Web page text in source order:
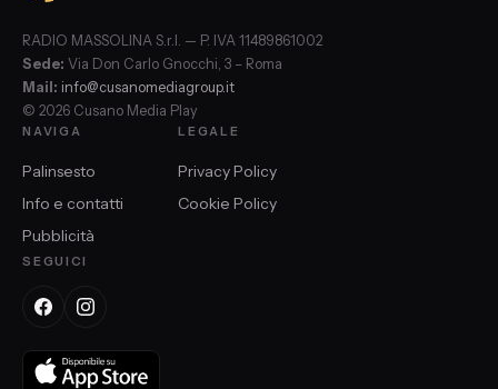
RADIO MASSOLINA S.r.l. — P. IVA 11489861002
Sede: Via Don Carlo Gnocchi, 3 – Roma
Mail: info@cusanomediagroup.it
© 2026 Cusano Media Play
NAVIGA
Palinsesto
Info e contatti
Pubblicità
LEGALE
Privacy Policy
Cookie Policy
SEGUICI